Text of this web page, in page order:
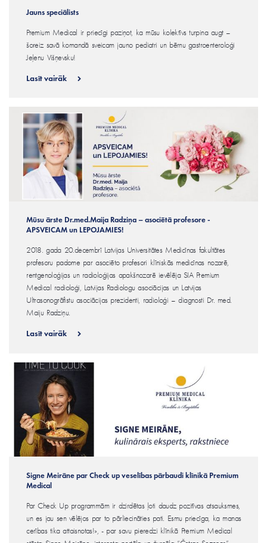
Jauns speciālists
Premium Medical ir priecīgi paziņot, ka mūsu kolektīvs turpina augt –
šoreiz savā komandā sveicam jauno pediatri un bērnu gastroenteroloģi
Jeļenu Višņevsku!
Lasīt vairāk
Mūsu ārste Dr.med.Maija Radziņa – asociētā profesore -
APSVEICAM un LEPOJAMIES!
2018. gada 20.decembrī Latvijas Universitātes Medicīnas fakultātes
profesoru padome par asociēto profesori klīniskās medicīnas nozarē,
rentgenoloģijas un radioloģijas apakšnozarē ievēlēja SIA Premium
Medical radioloģi, Latvijas Radiologu asociācijas un Latvijas
Ultrasonogrāfistu asociācijas prezidenti, radioloģi – diagnosti Dr. med.
Maiju Radziņu.
Lasīt vairāk
Signe Meirāne par Check up veselības pārbaudi klīnikā Premium
Medical
Par Check Up programmām ir dzirdētas ļoti daudz pozitīvas atsauksmes,
un es jau sen vēlējos par to pārliecināties pati. Esmu priecīga, ka manas
cerības tika attaisnotas!», - par savu pieredzi klīnikā Premium Medical